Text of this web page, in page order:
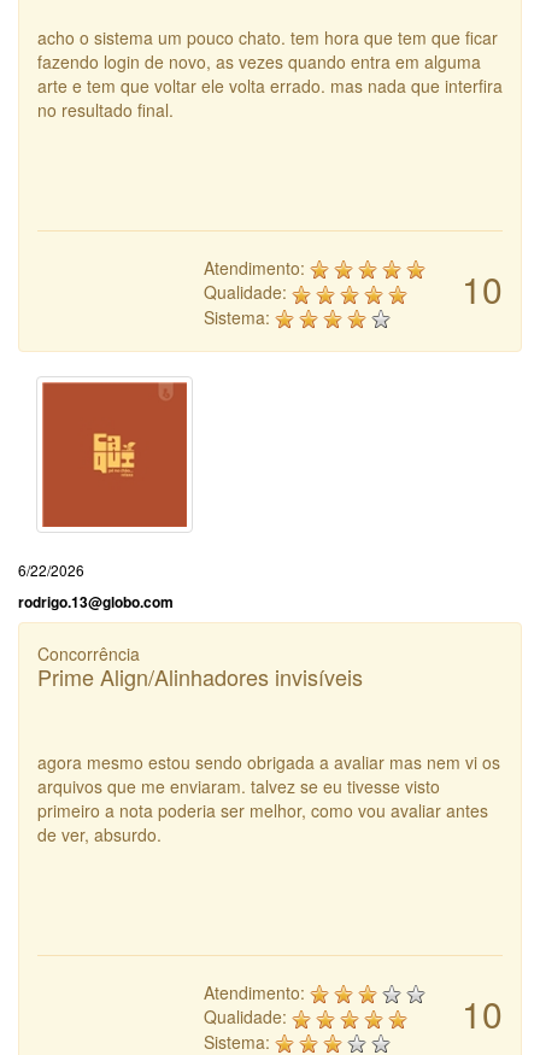
acho o sistema um pouco chato. tem hora que tem que ficar
fazendo login de novo, as vezes quando entra em alguma
arte e tem que voltar ele volta errado. mas nada que interfira
no resultado final.
10
Atendimento:
Qualidade:
Sistema:
6/22/2026
rodrigo.13@globo.com
Concorrência
Prime Align/Alinhadores invisíveis
agora mesmo estou sendo obrigada a avaliar mas nem vi os
arquivos que me enviaram. talvez se eu tivesse visto
primeiro a nota poderia ser melhor, como vou avaliar antes
de ver, absurdo.
10
Atendimento:
Qualidade:
Sistema: